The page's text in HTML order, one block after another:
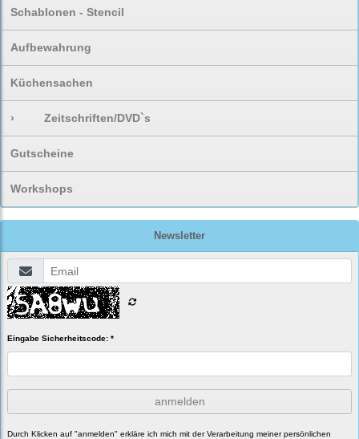
Schablonen - Stencil
Aufbewahrung
Küchensachen
› Zeitschriften/DVD`s
Gutscheine
Workshops
Newsletter
Eingabe Sicherheitscode: *
anmelden
Durch Klicken auf "anmelden" erkläre ich mich mit der Verarbeitung meiner persönlichen